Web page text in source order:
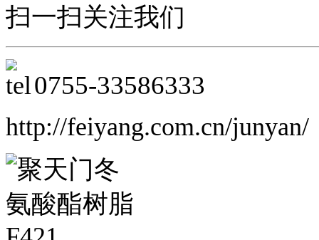
扫一扫关注我们
0755-33586333
http://feiyang.com.cn/junyan/